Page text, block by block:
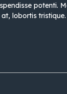
potenti.
lobortis tristique.